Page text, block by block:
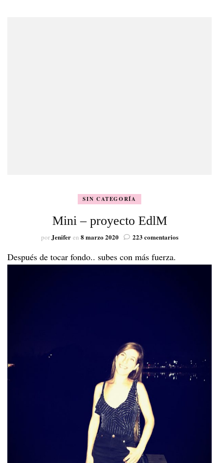
SIN CATEGORÍA
Mini – proyecto EdlM
porJenifer en 8 marzo 2020 223 comentariosen
proyecto
Después de tocar fondo.. subes con más fuerza.